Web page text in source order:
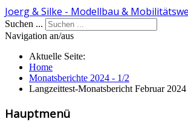
Joerg & Silke - Modellbau &
Suchen ...
Navigation an/aus
Aktuelle Seite:
Home
Monatsberichte 2024 - 1/2
Langzeittest-Monatsbericht Februar 2024
Hauptmenü